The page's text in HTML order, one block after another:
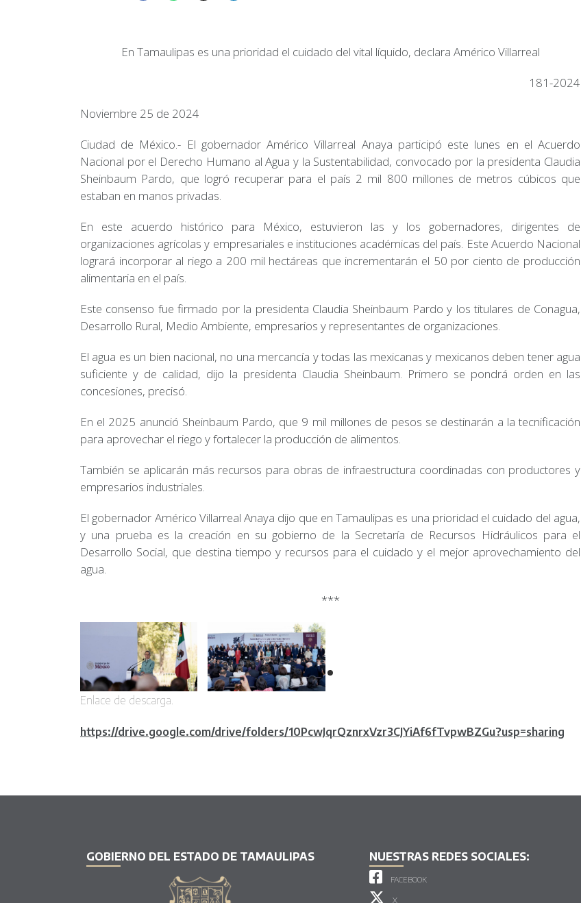
En Tamaulipas es una prioridad el cuidado del vital líquido, declara Américo Villarreal
181-2024
Noviembre 25 de 2024
Ciudad de México.- El gobernador Américo Villarreal Anaya participó este lunes en el Acuerdo
Nacional por el Derecho Humano al Agua y la Sustentabilidad, convocado por la presidenta Claudia
Sheinbaum Pardo, que logró recuperar para el país 2 mil 800 millones de metros cúbicos que
estaban en manos privadas.
En este acuerdo histórico para México, estuvieron las y los gobernadores, dirigentes de
organizaciones agrícolas y empresariales e instituciones académicas del país. Este Acuerdo Nacional
logrará incorporar al riego a 200 mil hectáreas que incrementarán el 50 por ciento de producción
alimentaria en el país.
Este consenso fue firmado por la presidenta Claudia Sheinbaum Pardo y los titulares de Conagua,
Desarrollo Rural, Medio Ambiente, empresarios y representantes de organizaciones.
El agua es un bien nacional, no una mercancía y todas las mexicanas y mexicanos deben tener agua
suficiente y de calidad, dijo la presidenta Claudia Sheinbaum. Primero se pondrá orden en las
concesiones, precisó.
En el 2025 anunció Sheinbaum Pardo, que 9 mil millones de pesos se destinarán a la tecnificación
para aprovechar el riego y fortalecer la producción de alimentos.
También se aplicarán más recursos para obras de infraestructura coordinadas con productores y
empresarios industriales.
El gobernador Américo Villarreal Anaya dijo que en Tamaulipas es una prioridad el cuidado del agua,
y una prueba es la creación en su gobierno de la Secretaría de Recursos Hidráulicos para el
Desarrollo Social, que destina tiempo y recursos para el cuidado y el mejor aprovechamiento del
agua.
***
Enlace de descarga.
https://drive.google.com/drive/folders/10PcwJqrQznrxVzr3CJYiAf6fTvpwBZGu?usp=sharing
GOBIERNO DEL ESTADO DE TAMAULIPAS NUESTRAS REDES SOCIALES:
FACEBOOK
X